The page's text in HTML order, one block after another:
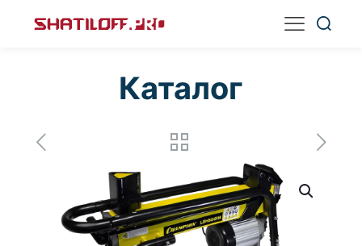
Каталог